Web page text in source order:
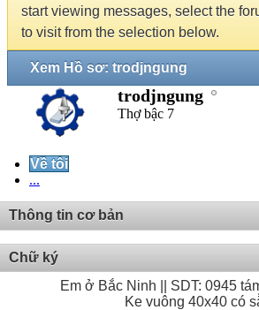
start viewing messages, select the
to visit from the selection below.
Xem Hồ sơ: trodjngung
trodjngung
Thợ bậc 7
Về tôi
...
Thông tin cơ bản
Chữ ký
Em ở Bắc Ninh || SDT: 0945
Ke vuông 40x40 có